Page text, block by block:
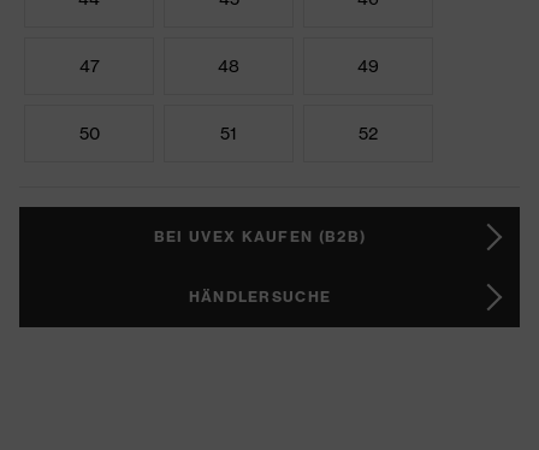
47 48 49
50 51 52
BEI UVEX KAUFEN (B2B)
HÄNDLERSUCHE